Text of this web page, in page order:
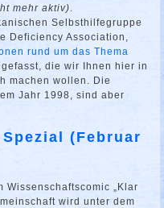
mehr aktiv).
Selbsthilfegruppe
Deficiency Association,
rund um das Thema
die wir Ihnen hier in
machen wollen. Die
Jahr 1998, sind aber
(Februar
Wissenschaftscomic „Klar
wird unter dem